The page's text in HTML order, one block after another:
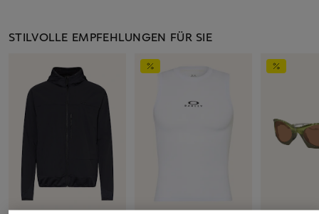
STILVOLLE EMPFEHLUNGEN FÜR SIE